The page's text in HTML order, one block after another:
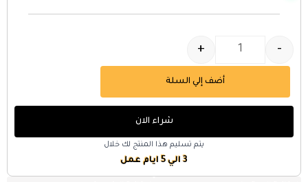
-
+
أضف إلي السلة
شراء الان
يتم تسليم هذا المنتج لك خلال
3 الي 5 ايام عمل